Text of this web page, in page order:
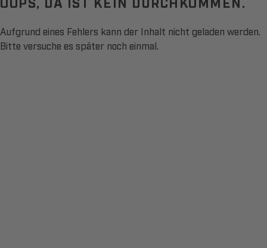
Aufgrund eines Fehlers kann der Inhalt nicht geladen werden.
Bitte versuche es später noch einmal.